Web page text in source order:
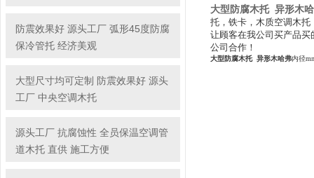
防震效果好 源头工厂 弧形45度防腐
保冷管托 经济美观
大型尺寸均可定制 防震效果好 源头
工厂 中央空调木托
源头工厂 抗腐蚀性 全员保温空调管
道木托 直供 施工方便
大型防腐木托 异形木
托，铁卡，木质空调木
让顾客在我公司买产品
公司合作！
大型防腐木托 异形木哈弗内径